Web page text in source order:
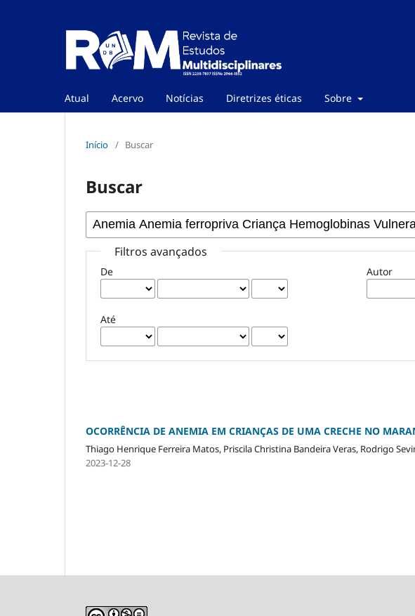
Atual Acervo Notícias Diretrizes éticas Sobre
Início / Buscar
Buscar
Filtros avançados
De
Até
Autor
OCORRÊNCIA DE ANEMIA EM CRIANÇAS DE UMA CRECHE NO
Thiago Henrique Ferreira Matos, Priscila Christina Bandeira Veras, Rodrigo
2023-12-28